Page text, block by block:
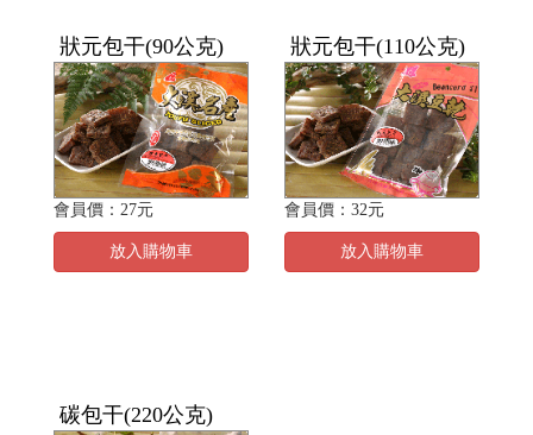
狀元包干(90公克)
會員價：27元
放入購物車
狀元包干(110公克)
會員價：32元
放入購物車
碳包干(220公克)